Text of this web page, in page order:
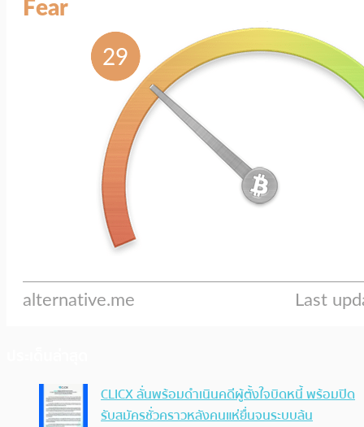
CLICX ลั่นพร้อมดำเนินคดีผู้ตั้งใจบิดหนี้ พร้อมปิด
รับสมัครชั่วคราวหลังคนแห่ยื่นจนระบบล้น